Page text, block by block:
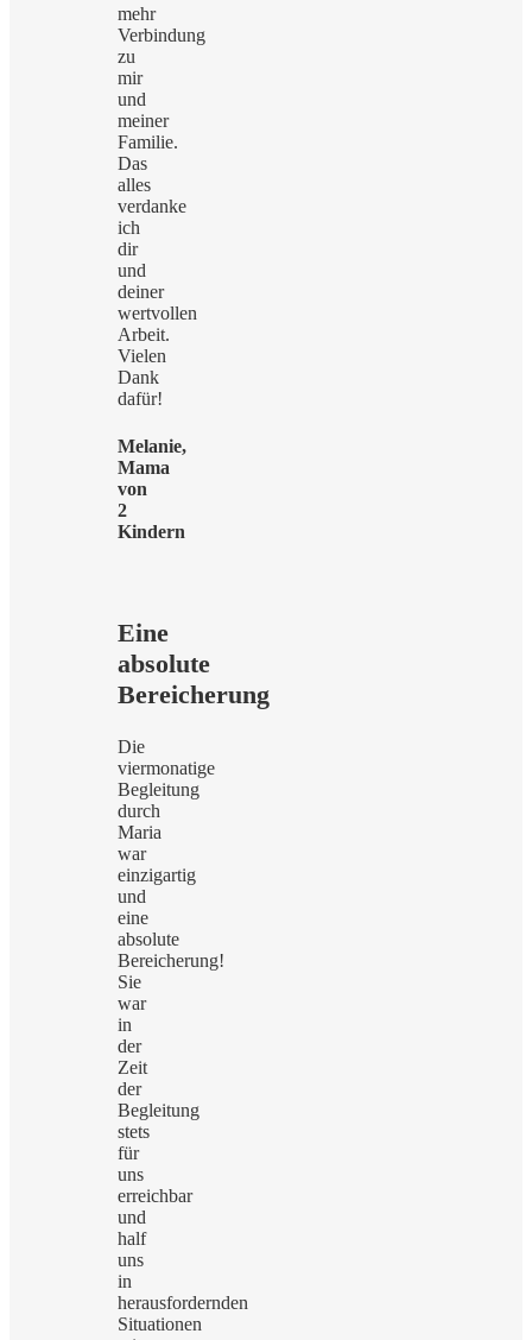
mehr
Verbindung
zu
mir
und
meiner
Familie.
Das
alles
verdanke
ich
dir
und
deiner
wertvollen
Arbeit.
Vielen
Dank
dafür!
Melanie,
Mama
von
2
Kindern
Eine
absolute
Bereicherung
Die
viermonatige
Begleitung
durch
Maria
war
einzigartig
und
eine
absolute
Bereicherung!
Sie
war
in
der
Zeit
der
Begleitung
stets
für
uns
erreichbar
und
half
uns
in
herausfordernden
Situationen